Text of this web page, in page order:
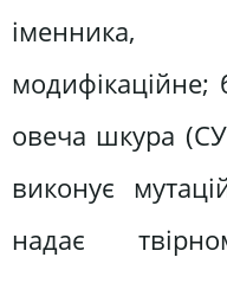
іменника,
овеча шкура
виконує
надає